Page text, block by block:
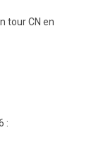
tour CN en
: